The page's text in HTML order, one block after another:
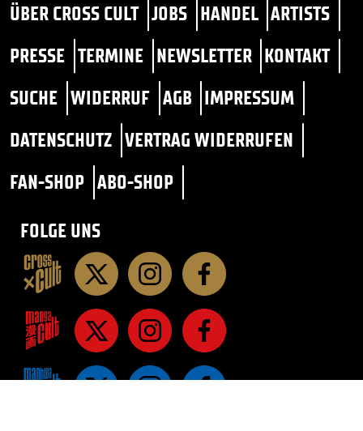
ÜBER CROSS CULT JOBS HANDEL ARTISTS
PRESSE TERMINE NEWSLETTER KONTAKT
SUCHE WIDERRUF AGB IMPRESSUM
DATENSCHUTZ VERTRAG WIDERRUFEN
FAN-SHOP ABO-SHOP
FOLGE UNS